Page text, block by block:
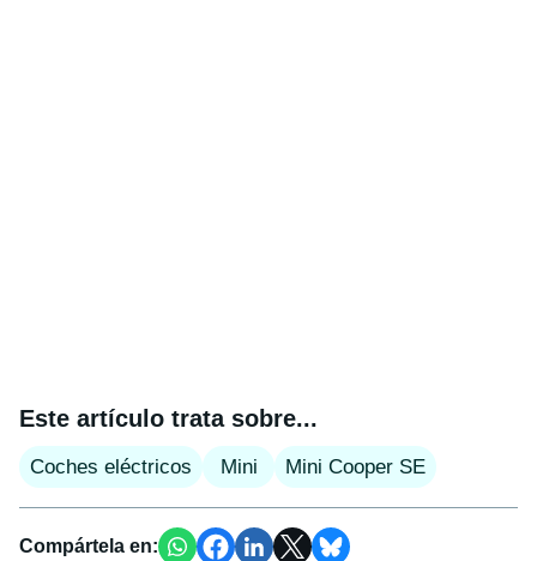
Este artículo trata sobre...
Coches eléctricos Mini Mini Cooper SE
Compártela en: